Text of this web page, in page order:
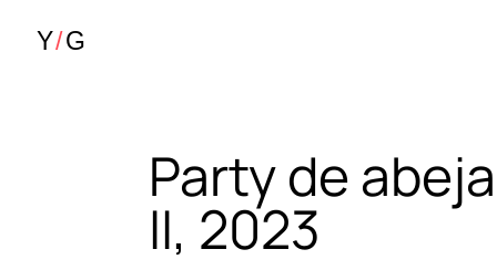
Party de
II, 2023